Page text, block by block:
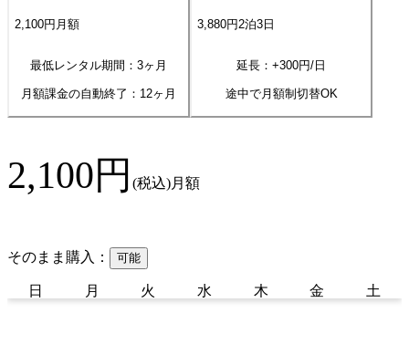
2,100円 月額
最低レンタル期間：3ヶ月
月額課金の自動終了： 12ヶ月
3,880円2泊3 日
延長：+300円/日
途中で月額制切替OK
2,100円 (税込)月額
そのまま購入： 可能
日 月 火 水 木 金 土